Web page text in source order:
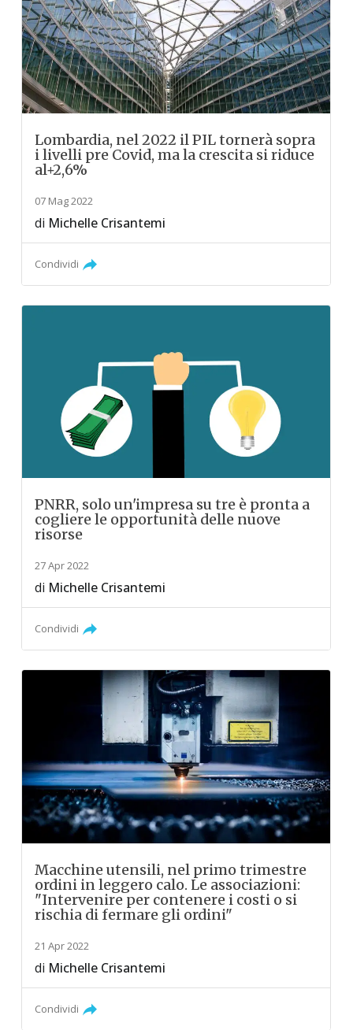
Lombardia, nel 2022 il PIL tornerà sopra
i livelli pre Covid, ma la crescita si riduce
al+2,6%
07 Mag 2022
di Michelle Crisantemi
Condividi
PNRR, solo un'impresa su tre è pronta a
cogliere le opportunità delle nuove
risorse
27 Apr 2022
di Michelle Crisantemi
Condividi
Macchine utensili, nel primo trimestre
ordini in leggero calo. Le associazioni:
"Intervenire per contenere i costi o si
rischia di fermare gli ordini"
21 Apr 2022
di Michelle Crisantemi
Condividi